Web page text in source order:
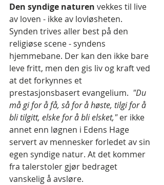
Den syndige naturen vekkes til live
av loven - ikke av lovløsheten.
Synden trives aller best på den
religiøse scene - syndens
hjemmebane. Der kan den ikke bare
leve fritt, men den gis liv og kraft ved
at det forkynnes et
prestasjonsbasert evangelium. "Du
må gi for å få, så for å høste, tilgi for å
bli tilgitt, elske for å bli elsket," er ikke
annet enn løgnen i Edens Hage
servert av mennesker forledet av sin
egen syndige natur. At det kommer
fra talerstoler gjør bedraget
vanskelig å avsløre.